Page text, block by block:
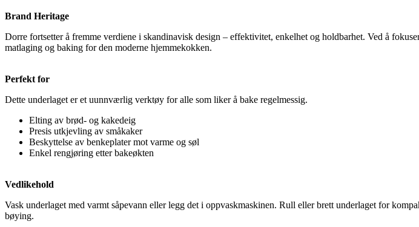
Brand Heritage
Dorre fortsetter å fremme verdiene i skandinavisk design – effektivitet, enkelhet og holdbarhet. Ved å
matlaging og baking for den moderne hjemmekokken.
Perfekt for
Dette underlaget er et uunnværlig verktøy for alle som liker å bake regelmessig.
Elting av brød- og kakedeig
Presis utkjevling av småkaker
Beskyttelse av benkeplater mot varme og søl
Enkel rengjøring etter bakeøkten
Vedlikehold
Vask underlaget med varmt såpevann eller legg det i oppvaskmaskinen. Rull eller brett underlaget for
bøying.